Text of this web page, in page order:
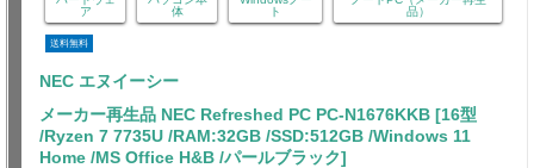
ア
体
ト
品）
送料無料
NEC エヌイーシー
メーカー再生品 NEC Refreshed PC PC-N1676KKB [16型
/Ryzen 7 7735U /RAM:32GB /SSD:512GB /Windows 11
Home /MS Office H&B /パールブラック]